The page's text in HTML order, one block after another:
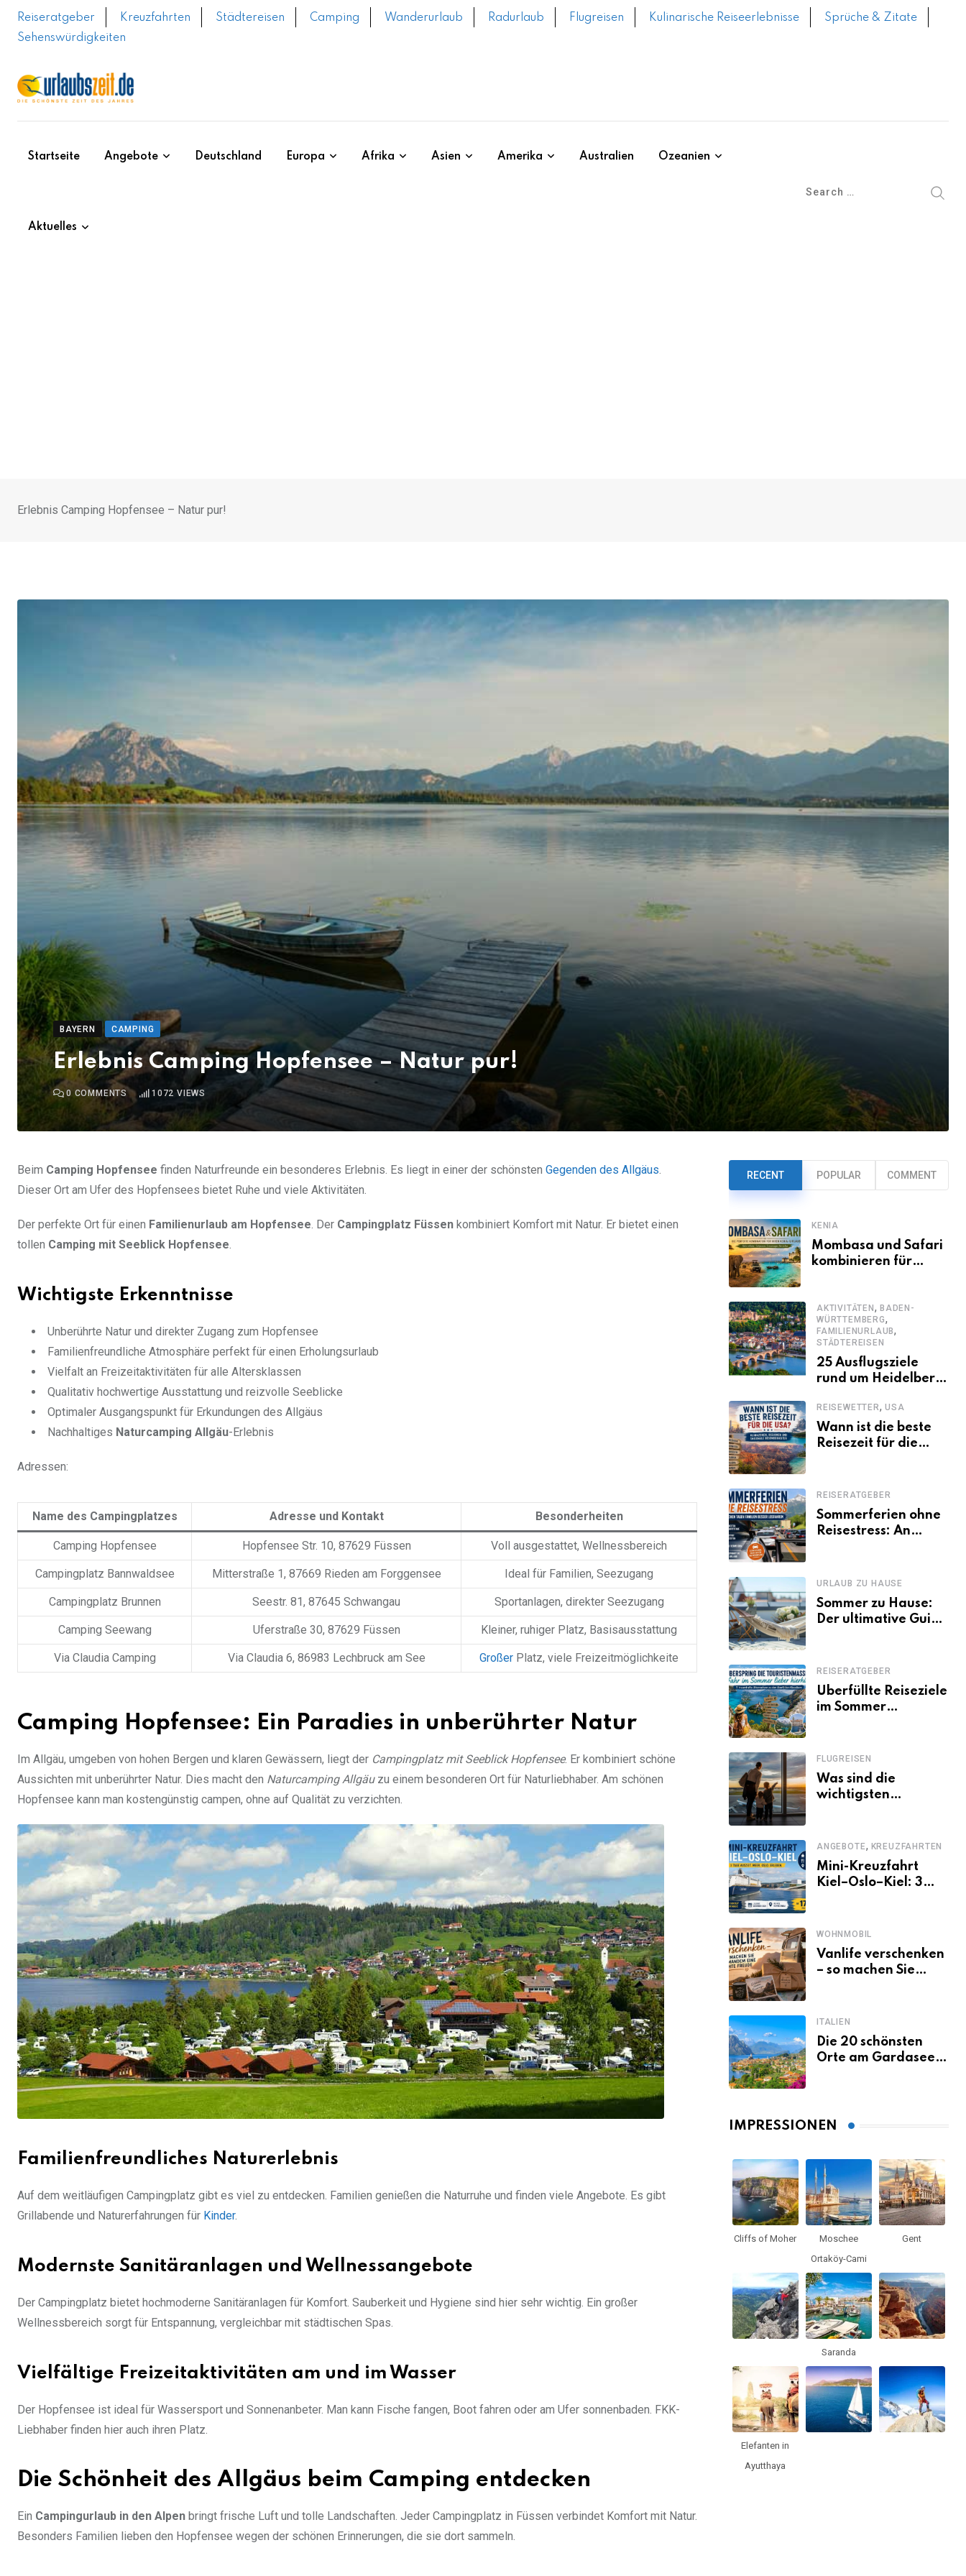
Reiseratgeber Kreuzfahrten Städtereisen Camping Wanderurlaub Radurlaub Flugreisen Kulinarische Reiseerlebnisse
Sprüche & Zitate
Sehenswürdigkeiten
Startseite Angebote Deutschland Europa Afrika Asien Amerika Australien Ozeanien
Aktuelles
Erlebnis Camping Hopfensee – Natur pur!
BAYERN CAMPING
Erlebnis Camping Hopfensee – Natur pur!
0 COMMENTS 1072 VIEWS
Beim Camping Hopfensee finden Naturfreunde ein besonderes Erlebnis. Es liegt in einer der schönsten Gegenden des Allgäus.
Dieser Ort am Ufer des Hopfensees bietet Ruhe und viele Aktivitäten.
Der perfekte Ort für einen Familienurlaub am Hopfensee. Der Campingplatz Füssen kombiniert Komfort mit Natur. Er bietet einen
tollen Camping mit Seeblick Hopfensee.
Wichtigste Erkenntnisse
Unberührte Natur und direkter Zugang zum Hopfensee
Familienfreundliche Atmosphäre perfekt für einen Erholungsurlaub
Vielfalt an Freizeitaktivitäten für alle Altersklassen
Qualitativ hochwertige Ausstattung und reizvolle Seeblicke
Optimaler Ausgangspunkt für Erkundungen des Allgäus
Nachhaltiges Naturcamping Allgäu-Erlebnis
Adressen:
Name des Campingplatzes Adresse und Kontakt Besonderheiten
Camping Hopfensee Hopfensee Str. 10, 87629 Füssen Voll ausgestattet, Wellnessbereich
Campingplatz Bannwaldsee Mitterstraße 1, 87669 Rieden am Forggensee Ideal für Familien, Seezugang
Campingplatz Brunnen Seestr. 81, 87645 Schwangau Sportanlagen, direkter Seezugang
Camping Seewang Uferstraße 30, 87629 Füssen Kleiner, ruhiger Platz, Basisausstattung
Via Claudia Camping Via Claudia 6, 86983 Lechbruck am See Großer Platz, viele Freizeitmöglichkeite
Camping Hopfensee: Ein Paradies in unberührter Natur
Im Allgäu, umgeben von hohen Bergen und klaren Gewässern, liegt der Campingplatz mit Seeblick Hopfensee. Er kombiniert schöne
Aussichten mit unberührter Natur. Dies macht den Naturcamping Allgäuzu einem besonderen Ort für Naturliebhaber. Am schönen
Hopfensee kann man kostengünstig campen, ohne auf Qualität zu verzichten.
Familienfreundliches Naturerlebnis
Auf dem weitläufigen Campingplatz gibt es viel zu entdecken. Familien genießen die Naturruhe und finden viele Angebote. Es gibt
Grillabende und Naturerfahrungen für Kinder.
Modernste Sanitäranlagen und Wellnessangebote
Der Campingplatz bietet hochmoderne Sanitäranlagen für Komfort. Sauberkeit und Hygiene sind hier sehr wichtig. Ein großer
Wellnessbereich sorgt für Entspannung, vergleichbar mit städtischen Spas.
Vielfältige Freizeitaktivitäten am und im Wasser
Der Hopfensee ist ideal für Wassersport und Sonnenanbeter. Man kann Fische fangen, Boot fahren oder am Ufer sonnenbaden. FKK-
Liebhaber finden hier auch ihren Platz.
Die Schönheit des Allgäus beim Camping entdecken
Ein Campingurlaub in den Alpen bringt frische Luft und tolle Landschaften. Jeder Campingplatz in Füssen verbindet Komfort mit Natur.
Besonders Familien lieben den Hopfensee wegen der schönen Erinnerungen, die sie dort sammeln.
RECENT POPULAR COMMENT
KENIA
Mombasa und Safari
kombinieren für
Kenia-Urlaub
AKTIVITÄTEN , BADEN-
WÜRTTEMBERG,
FAMILIENURLAUB,
STÄDTEREISEN
25 Ausflugsziele
rund um Heidelberg,
sollte
REISEWETTER, USA
Wann ist die beste
Reisezeit für die
saisonale
Besonderheiten
REISERATGEBER
Sommerferien ohne
Reisestress: An
losfahren
URLAUB ZU HAUSE
Sommer zu Hause:
Der ultimative Guide
REISERATGEBER
Überfüllte Reiseziele
im Sommer
zu Mallorca,
Santorini, Gardasee
& Co.
FLUGREISEN
Was sind die
wichtigsten
ANGEBOTE, KREUZFAHRTEN
Mini-Kreuzfahrt
Kiel–Oslo–Kiel: 3
WOHNMOBIL
Vanlife verschenken
– so machen Sie
ITALIEN
Die 20 schönsten
Orte am Gardasee,
IMPRESSIONEN
Cliffs of Moher
Moschee
Ortaköy-Cami
Gent
Saranda
Elefanten in
Ayutthaya